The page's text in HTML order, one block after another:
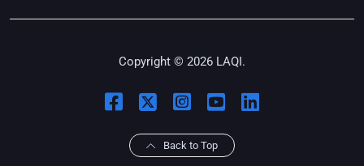
Copyright © 2026 LAQI.
Back to Top